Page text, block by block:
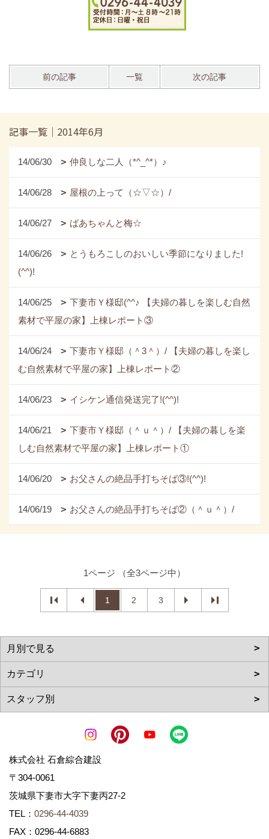
前の記事 一覧 次の記事
記事一覧｜2014年6月
14/06/30 仲良しな二人（*^_^*）♪
14/06/28 屋根の上って（☆▽☆）/
14/06/27 ばあちゃんと梅☆
14/06/26
とうもろこしのおいしい季節になりました!
(^^)!
14/06/25
下妻市Ｙ様邸(^^♪ 【夫婦の暮しを楽しむ自然
素材で平屋の家】上棟レポート③
14/06/24
下妻市Ｙ様邸（＾3＾）/ 【夫婦の暮しを楽し
む自然素材で平屋の家】上棟レポート②
14/06/23 イシケン通信発送完了!(^^)!
14/06/21
下妻市Ｙ様邸（＾ｕ＾）/ 【夫婦の暮しを楽
しむ自然素材で平屋の家】上棟レポート①
14/06/20 お父さんの絶品手打ちそば③!(^^)!
14/06/19 お父さんの絶品手打ちそば②（＾ｕ＾）/
1ページ （全3ページ中）
1 2 3
株式会社 石倉綜合建設
〒304-0061
茨城県下妻市大字下妻丙27-2
TEL： 0296-44-4039
FAX：0296-44-6883